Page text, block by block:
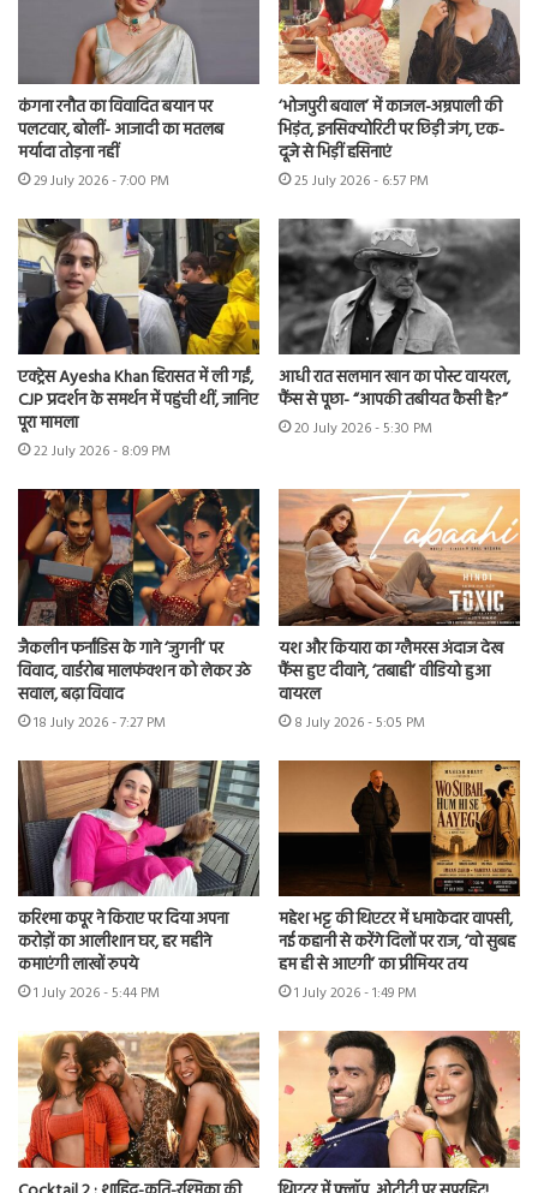
कंगना रनौत का विवादित बयान पर
पलटवार, बोलीं- आजादी का मतलब
मर्यादा तोड़ना नहीं
29 July 2026 - 7:00 PM
‘भोजपुरी बवाल’ में काजल-अम्रपाली की
भिड़ंत, इनसिक्योरिटी पर छिड़ी जंग, एक-
दूजे से भिड़ीं हसिनाएं
25 July 2026 - 6:57 PM
एक्ट्रेस Ayesha Khan हिरासत में ली गईं,
CJP प्रदर्शन के समर्थन में पहुंची थीं, जानिए
पूरा मामला
22 July 2026 - 8:09 PM
आधी रात सलमान खान का पोस्ट वायरल,
फैंस से पूछा- “आपकी तबीयत कैसी है?”
20 July 2026 - 5:30 PM
जैकलीन फर्नांडिस के गाने ‘जुगनी’ पर
विवाद, वार्डरोब मालफंक्शन को लेकर उठे
सवाल, बढ़ा विवाद
18 July 2026 - 7:27 PM
यश और कियारा का ग्लैमरस अंदाज देख
फैंस हुए दीवाने, ‘तबाही’ वीडियो हुआ
वायरल
8 July 2026 - 5:05 PM
करिश्मा कपूर ने किराए पर दिया अपना
करोड़ों का आलीशान घर, हर महीने
कमाएंगी लाखों रुपये
1 July 2026 - 5:44 PM
महेश भट्ट की थिएटर में धमाकेदार वापसी,
नई कहानी से करेंगे दिलों पर राज, ‘वो सुबह
हम ही से आएगी’ का प्रीमियर तय
1 July 2026 - 1:49 PM